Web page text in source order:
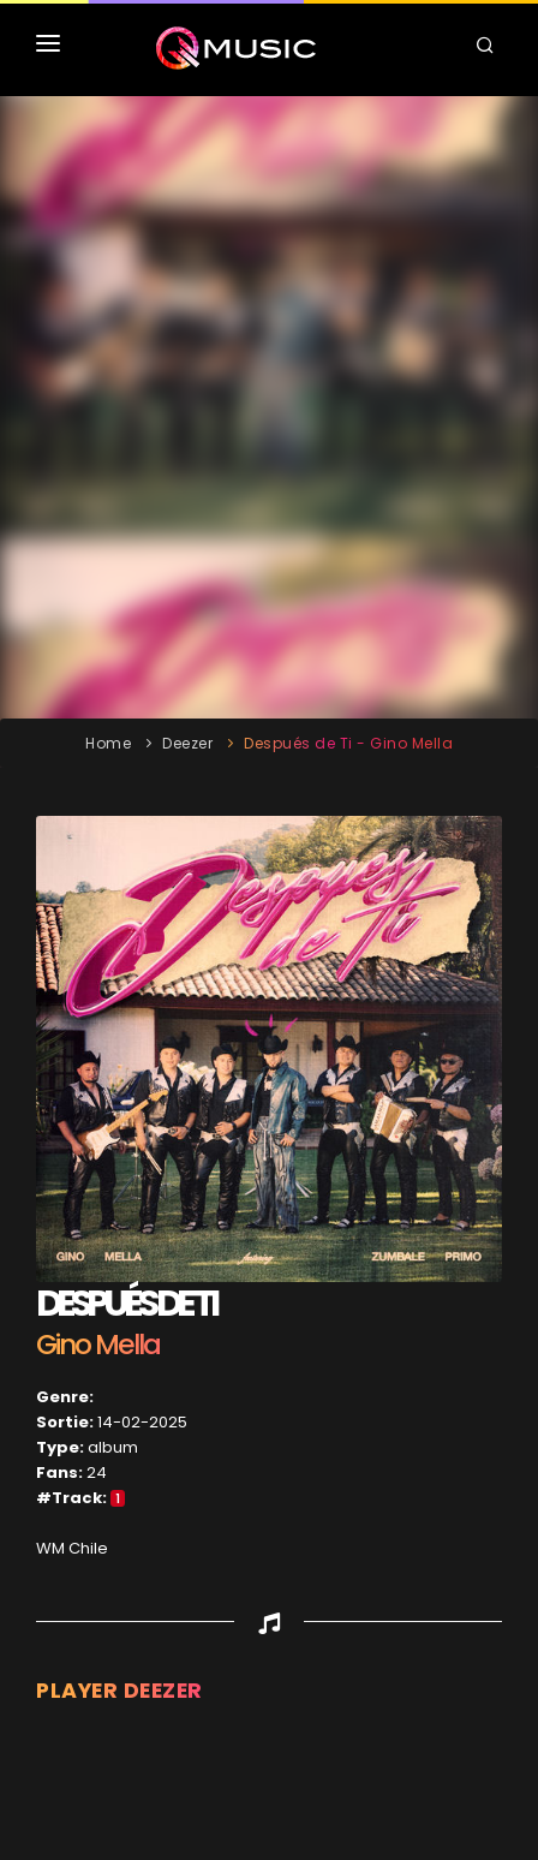
TOP MP3 ITUNES
TOP ALBUMS ITUNES
CLASSEMENT DEEZER
Home Deezer Después de Ti - Gino Mella
DESPUÉS DE TI
Gino Mella
Genre:
Sortie:14-02-2025
Type:album
Fans:24
#Track: 1
WM Chile
PLAYER DEEZER